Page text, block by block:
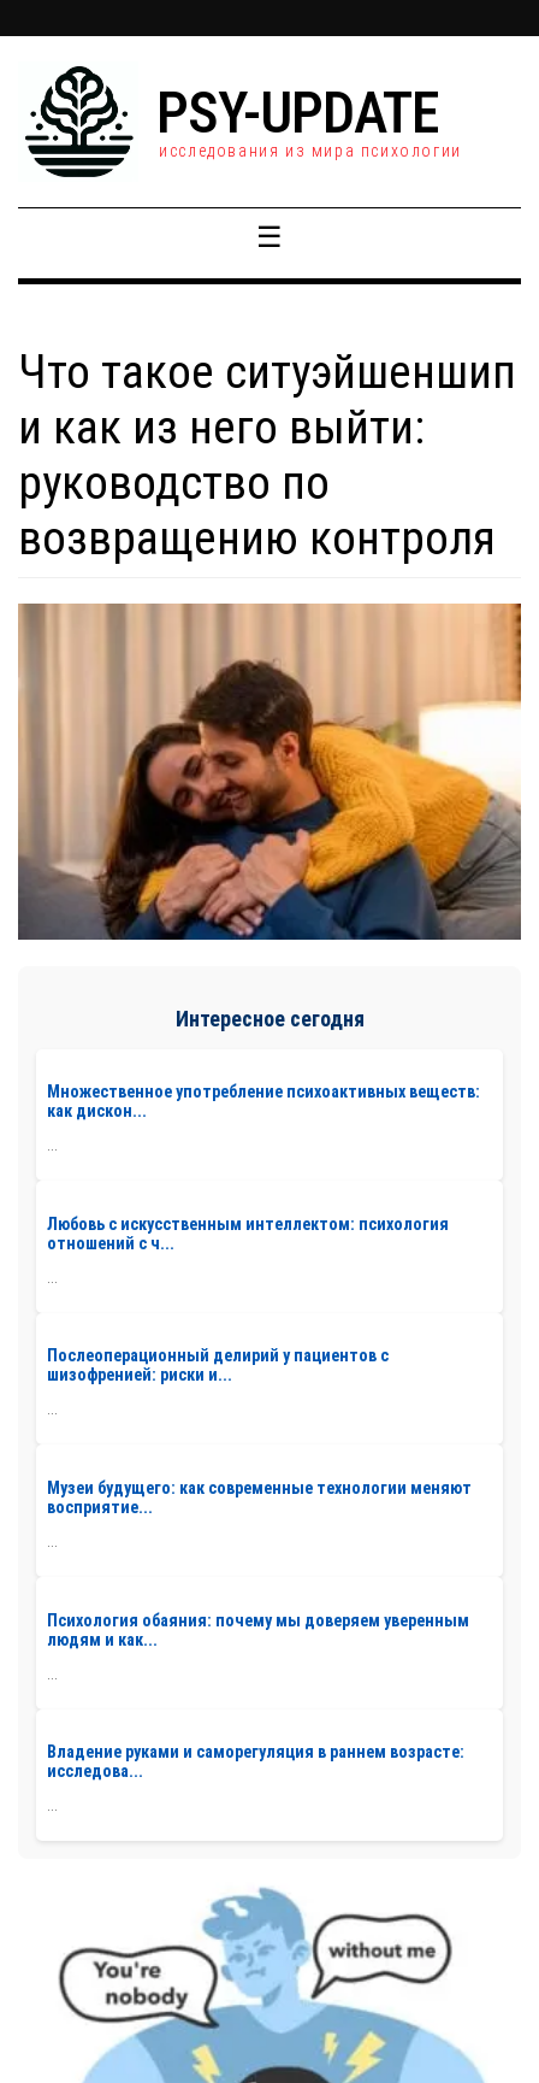
PSY-UPDATE
исследования из мира психологии
☰
Что такое ситуэйшеншип
и как из него выйти:
руководство по
возвращению контроля
Интересное сегодня
Множественное употребление психоактивных веществ:
как дискон...
...
Любовь с искусственным интеллектом: психология
отношений с ч...
Послеоперационный делирий у пациентов с
шизофренией: риски и...
...
Музеи будущего: как современные технологии меняют
восприятие...
...
Психология обаяния: почему мы доверяем уверенным
людям и как...
Владение руками и саморегуляция в раннем возрасте:
исследова...
...